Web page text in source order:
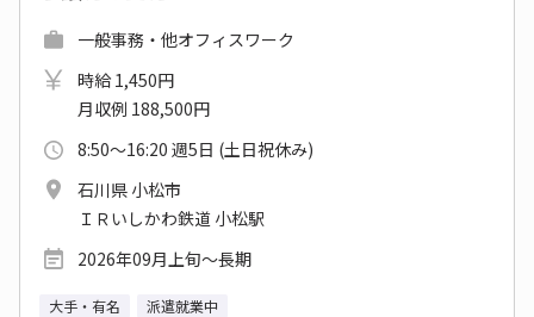
一般事務・他オフィスワーク
時給 1,450円
月収例 188,500円
8:50～16:20 週5日 (土日祝休み)
石川県 小松市
ＩＲいしかわ鉄道 小松駅
2026年09月上旬～長期
大手・有名 派遣就業中